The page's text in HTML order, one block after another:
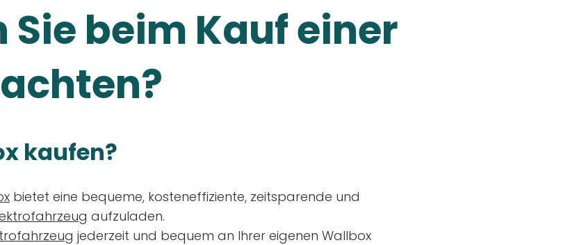
Sie beim Kauf einer
kaufen?
bietet eine bequeme, kosteneffiziente, zeitsparende und
aufzuladen.
jederzeit und bequem an Ihrer eigenen Wallbox